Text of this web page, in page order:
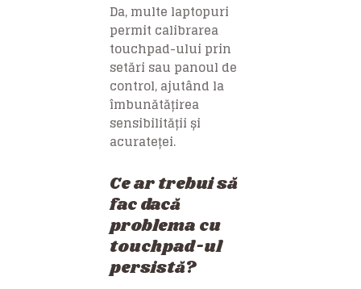
Da, multe laptopuri
permit calibrarea
touchpad-ului prin
setări sau panoul de
control, ajutând la
îmbunătățirea
sensibilității și
acurateței.
Ce ar trebui să
fac dacă
problema cu
touchpad-ul
persistă?